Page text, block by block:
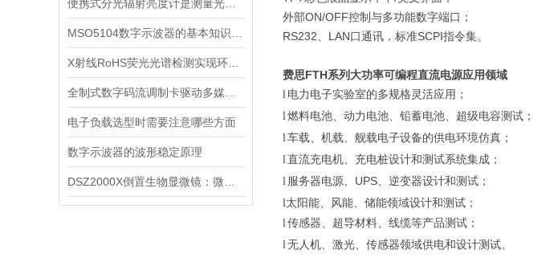
电子负载选型时需要注意哪些方面
数字示波器的波形稳定原理
外部ON/OFF控制与多功能数字端口；
RS232
LAN口通讯，标准SCPI指令集。
费思FTH系列大功率可编程直流电源应用领域
l 电力电子实验室的多规格灵活应用；
l燃料电池、动力电池、铅蓄电池、超级电容测试；
l车载、机载、舰载电子设备的供电环境仿真；
l直流充电机、充电桩设计和测试系统集成；
l 服务器电源、 UPS 、逆变器设计和测试；
l太阳能、风能、储能领域设计和测试；
l传感器、超导材料、线缆等产品测试；
l无人机、激光、传感器领域供电和设计测试。